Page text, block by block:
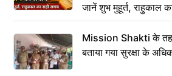
जानें शुभ मुहूर्त, राहुकाल
Mission Shakti के
बताया गया सुरक्षा के